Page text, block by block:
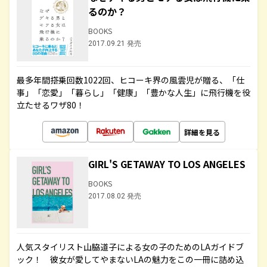
るのか？
BOOKS
2017.09.21 発売
最多年間搭乗回数1022回、ヒコーキ界の風雲児が贈る、「仕
事」「恋愛」「暮らし」「健康」「豊かな人生」に飛行機を役
立たせるワザ80！
詳細を見る
GIRL'S GETAWAY TO LOS ANGELES
BOOKS
2017.08.02 発売
人気スタイリスト山脇道子による女の子のためのLAガイドブ
ック！ 彼女が愛してやまないLAの魅力をこの一冊に詰め込